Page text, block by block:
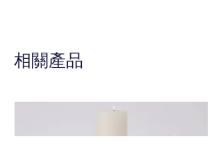
相關產品